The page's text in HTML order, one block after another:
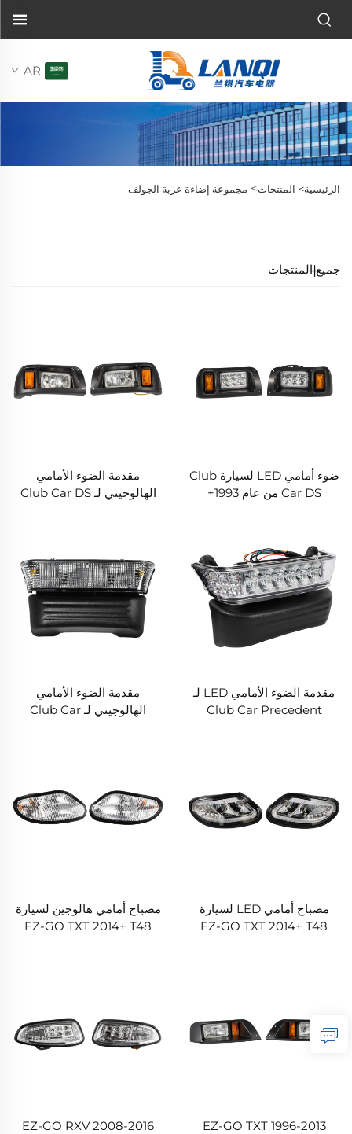
AR
الرئيسية> المنتجات> مجموعة إضاءة عربة الجولف
جميع المنتجات
ضوء أمامي LED لسيارة Club
Car DS من عام 1993+
مقدمة الضوء الأمامي
الهالوجيني لـ Club Car DS
مقدمة الضوء الأمامي LED لـ
Club Car Precedent
مقدمة الضوء الأمامي
الهالوجيني لـ Club Car
مصباح أمامي LED لسيارة
EZ-GO TXT 2014+ T48
مصباح أمامي هالوجين لسيارة
EZ-GO TXT 2014+ T48
EZ-GO TXT 1996-2013
EZ-GO RXV 2008-2016